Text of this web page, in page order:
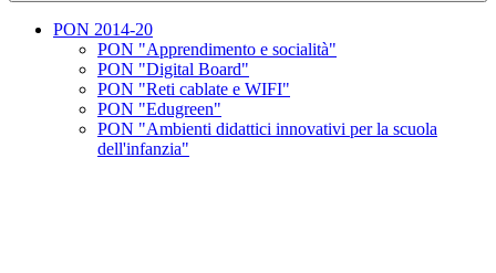
PON 2014-20
PON "Apprendimento e socialità"
PON "Digital Board"
PON "Reti cablate e WIFI"
PON "Edugreen"
PON "Ambienti didattici innovativi per la scuola
dell'infanzia"